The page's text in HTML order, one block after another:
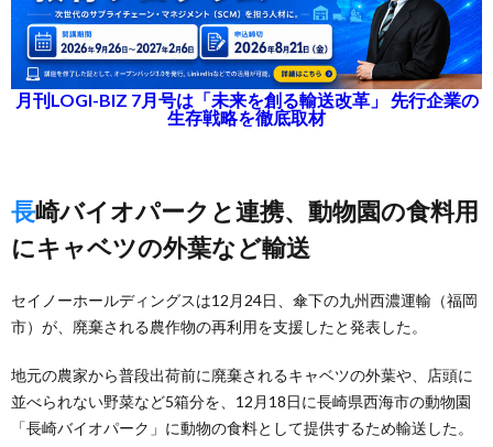
月刊LOGI-BIZ 7月号は「未来を創る輸送改革」 先行企業の
生存戦略を徹底取材
長崎バイオパークと連携、動物園の食料用
にキャベツの外葉など輸送
セイノーホールディングスは12月24日、傘下の九州西濃運輸（福岡
市）が、廃棄される農作物の再利用を支援したと発表した。
地元の農家から普段出荷前に廃棄されるキャベツの外葉や、店頭に
並べられない野菜など5箱分を、12月18日に長崎県西海市の動物園
「長崎バイオパーク」に動物の食料として提供するため輸送した。